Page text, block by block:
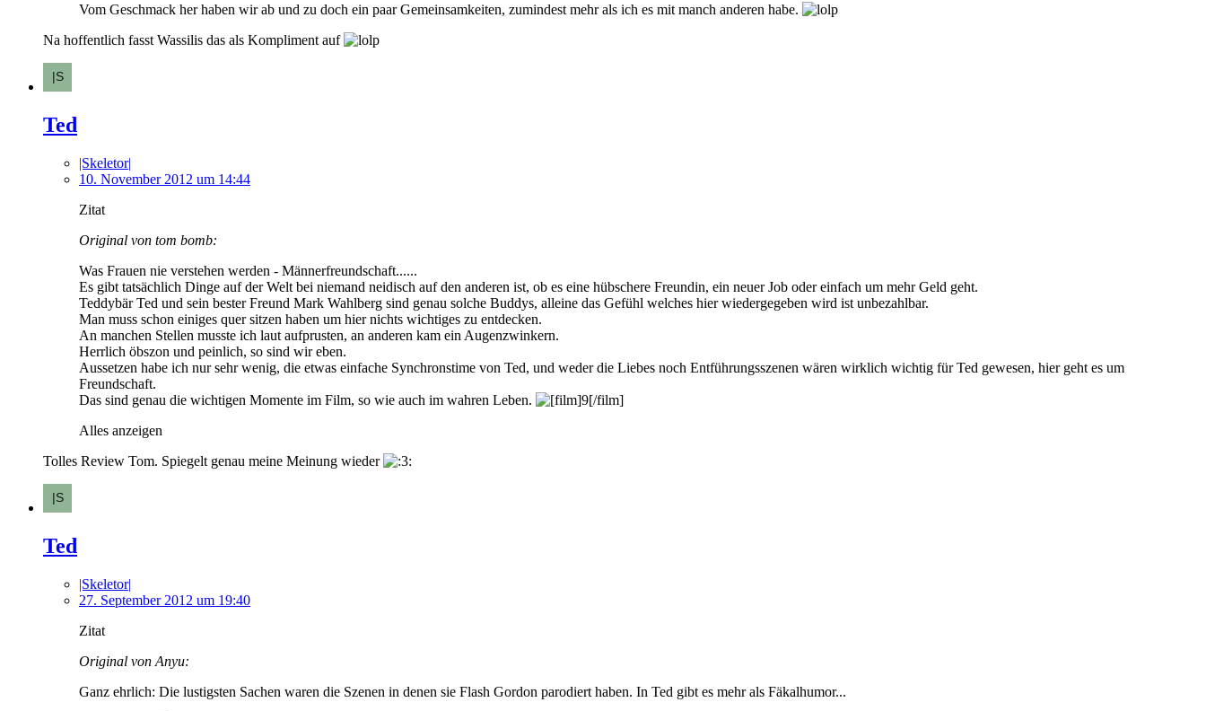
Vom Geschmack her haben wir ab und zu doch ein paar Gemeinsamkeiten, zumindest mehr als ich es mit manch anderen habe.
Na hoffentlich fasst Wassilis das als Kompliment auf
Ted
|Skeletor|
10. November 2012 um 14:44
Zitat
Original von tom bomb:
Was Frauen nie verstehen werden - Männerfreundschaft......
Es gibt tatsächlich Dinge auf der Welt bei niemand neidisch auf den anderen ist, ob es eine hübschere Freundin, ein neuer Job oder einfach um mehr Geld geht.
Teddybär Ted und sein bester Freund Mark Wahlberg sind genau solche Buddys, alleine das Gefühl welches hier wiedergegeben wird ist unbezahlbar.
Man muss schon einiges quer sitzen haben um hier nichts wichtiges zu entdecken.
An manchen Stellen musste ich laut aufprusten, an anderen kam ein Augenzwinkern.
Herrlich öbszon und peinlich, so sind wir eben.
Aussetzen habe ich nur sehr wenig, die etwas einfache Synchronstime von Ted, und weder die Liebes noch Entführungsszenen wären wirklich wichtig für Ted gewesen, hier geht es um
Freundschaft.
Das sind genau die wichtigen Momente im Film, so wie auch im wahren Leben.
Alles anzeigen
Tolles Review Tom. Spiegelt genau meine Meinung wieder
Ted
|Skeletor|
27. September 2012 um 19:40
Zitat
Original von Anyu:
Ganz ehrlich: Die lustigsten Sachen waren die Szenen in denen sie Flash Gordon parodiert haben. In Ted gibt es mehr als Fäkalhumor...